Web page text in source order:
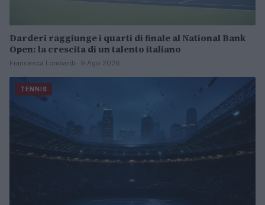
Darderi raggiunge i quarti di finale al National Bank
Open: la crescita di un talento italiano
Francesca Lombardi · 9 Ago 2026
TENNIS